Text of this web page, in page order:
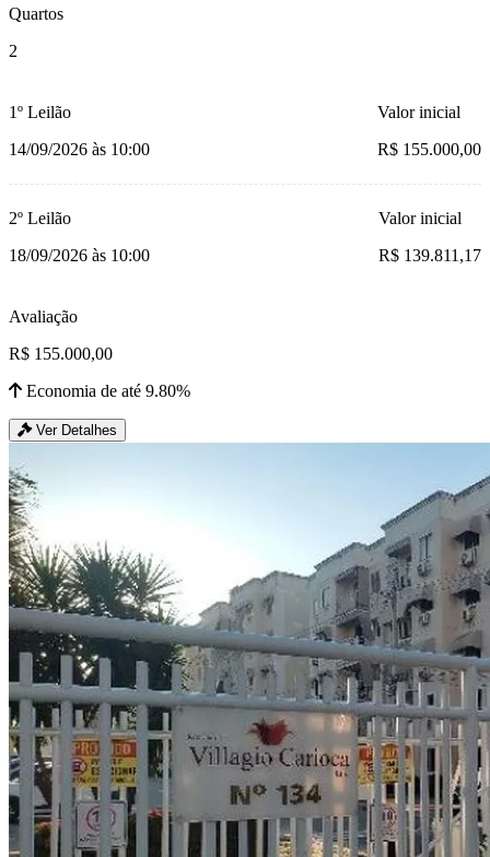
Quartos
2
1º Leilão
14/09/2026 às 10:00
Valor inicial
R$ 155.000,00
2º Leilão
18/09/2026 às 10:00
Valor inicial
R$ 139.811,17
Avaliação
R$ 155.000,00
Economia de até 9.80%
Ver Detalhes